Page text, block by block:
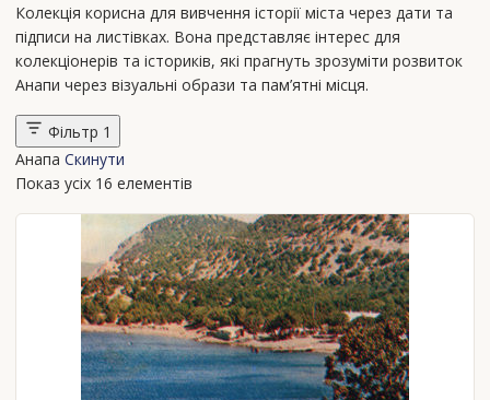
Колекція корисна для вивчення історії міста через дати та
підписи на листівках. Вона представляє інтерес для
колекціонерів та істориків, які прагнуть зрозуміти розвиток
Анапи через візуальні образи та пам’ятні місця.
Фільтр 1
Анапа Скинути
Показ усіх 16 елементів